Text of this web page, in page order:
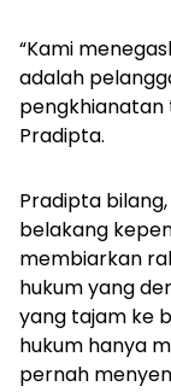
“Kami
adalah
pengkhianatan
Pradipta.
Pradipta
belakang
membiarkan
hukum yang
yang tajam ke
hukum hanya
pernah